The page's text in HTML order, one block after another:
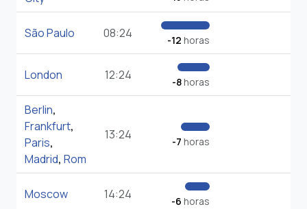
São Paulo 08:24 -12 horas
London 12:24 -8horas
Berlin,
Frankfurt,
Paris,
Madrid, Rom
13:24 -7 horas
Moscow 14:24 -6 horas